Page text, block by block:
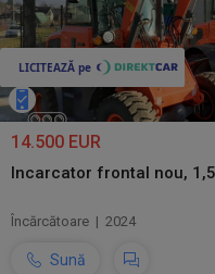
14.500 EUR
Incarcator frontal nou,
Încărcătoare | 2024
Sună